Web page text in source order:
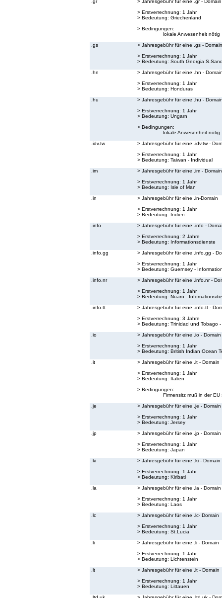
.gr
> Jahresgebühr für eine .gr - Domain
> Erstverrechnung: 1 Jahr
> Bedeutung: Griechenland
> Bedingungen:
lokale Anwesenheit nötig
.gs
> Jahresgebühr für eine .gs - Domain
> Erstverrechnung: 1 Jahr
> Bedeutung: South Georgia
.hn
> Jahresgebühr für eine .hn -
> Erstverrechnung: 1 Jahr
> Bedeutung: Honduras
.hu
> Jahresgebühr für eine .hu -
> Erstverrechnung: 1 Jahr
> Bedeutung: Ungarn
> Bedingungen:
lokale Anwesenheit nötig
.idv.tw
> Jahresgebühr für eine .idv.tw -
> Erstverrechnung: 1 Jahr
> Bedeutung: Taiwan - Individual
.im
> Jahresgebühr für eine .im - Domain
> Erstverrechnung: 1 Jahr
> Bedeutung: Isle of Man
.in
> Jahresgebühr für eine .in-Domain
> Erstverrechnung: 1 Jahr
> Bedeutung: Indien
.info
> Jahresgebühr für eine .info -
> Erstverrechnung: 2 Jahre
> Bedeutung: Informationsdienste
.info.gg
> Jahresgebühr für eine .info.gg -
> Erstverrechnung: 1 Jahr
> Bedeutung: Guernsey -
.info.nr
> Jahresgebühr für eine .info.nr -
> Erstverrechnung: 1 Jahr
> Bedeutung: Nuaru -
.info.tt
> Jahresgebühr für eine .info.tt -
> Erstverrechnung: 3 Jahre
> Bedeutung: Trinidad und Tobago
.io
> Jahresgebühr für eine .io - Domain
> Erstverrechnung: 1 Jahr
> Bedeutung: British Indian Ocean
.it
> Jahresgebühr für eine .it - Domain
> Erstverrechnung: 1 Jahr
> Bedeutung: Italien
> Bedingungen:
Firmensitz muß in der EU
.je
> Jahresgebühr für eine .je - Domain
> Erstverrechnung: 1 Jahr
> Bedeutung: Jersey
.jp
> Jahresgebühr für eine .jp - Domain
> Erstverrechnung: 1 Jahr
> Bedeutung: Japan
.ki
> Jahresgebühr für eine .ki - Domain
> Erstverrechnung: 1 Jahr
> Bedeutung: Kiribati
.la
> Jahresgebühr für eine .la - Domain
> Erstverrechnung: 1 Jahr
> Bedeutung: Laos
.lc
> Jahresgebühr für eine .lc- Domain
> Erstverrechnung: 1 Jahr
> Bedeutung: St.Lucia
.li
> Jahresgebühr für eine .li - Domain
> Erstverrechnung: 1 Jahr
> Bedeutung: Lichtenstein
.lt
> Jahresgebühr für eine .lt - Domain
> Erstverrechnung: 1 Jahr
> Bedeutung: Littauen